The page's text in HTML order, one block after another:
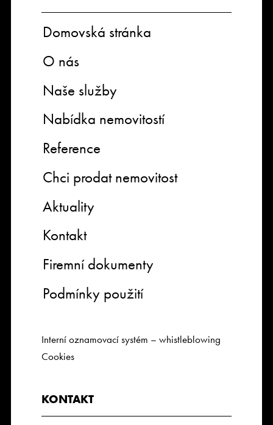
Domovská stránka
O nás
Naše služby
Nabídka nemovitostí
Reference
Chci prodat nemovitost
Aktuality
Kontakt
Firemní dokumenty
Podmínky použití
Interní oznamovací systém – whistleblowing
Cookies
KONTAKT